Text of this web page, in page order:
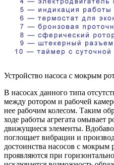
Устройство насоса с мокрым
В насосах данного типа
между ротором и рабочей
нее рабочим колесом. Таким
ходе работы агрегата омывает
движущиеся элементы.
поглощает вибрации и
достоинства насосов с мокрым
проявляются при